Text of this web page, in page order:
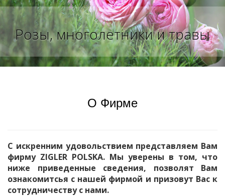
Розы, многолетники и травы
О Фирме
С искренним удовольствием представляем Вам
фирму ZIGLER POLSKA. Мы уверены в том, что
ниже приведенные сведения, позволят Вам
ознакомитсья с нашей фирмой и призовут Вас к
сотрудничеству с нами.